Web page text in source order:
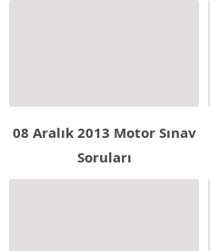
08 Aralık 2013 Motor Sınav
Soruları